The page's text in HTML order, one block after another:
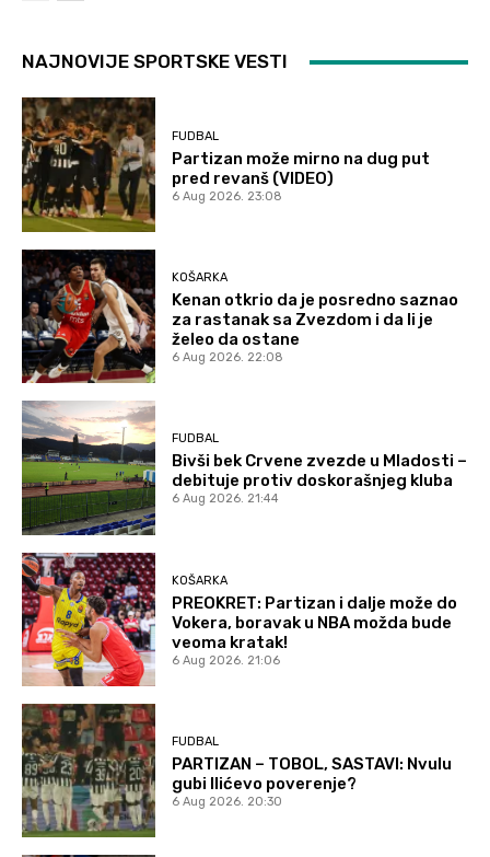
NAJNOVIJE SPORTSKE VESTI
FUDBAL
Partizan može mirno na dug put
pred revanš (VIDEO)
6 Aug 2026. 23:08
KOŠARKA
Kenan otkrio da je posredno saznao
za rastanak sa Zvezdom i da li je
želeo da ostane
6 Aug 2026. 22:08
FUDBAL
Bivši bek Crvene zvezde u Mladosti –
debituje protiv doskorašnjeg kluba
6 Aug 2026. 21:44
KOŠARKA
PREOKRET: Partizan i dalje može do
Vokera, boravak u NBA možda bude
veoma kratak!
6 Aug 2026. 21:06
FUDBAL
PARTIZAN – TOBOL, SASTAVI: Nvulu
gubi Ilićevo poverenje?
6 Aug 2026. 20:30